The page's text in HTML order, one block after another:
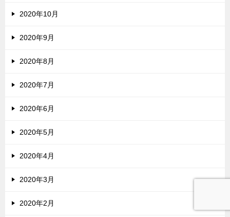
2020年10月
2020年9月
2020年8月
2020年7月
2020年6月
2020年5月
2020年4月
2020年3月
2020年2月